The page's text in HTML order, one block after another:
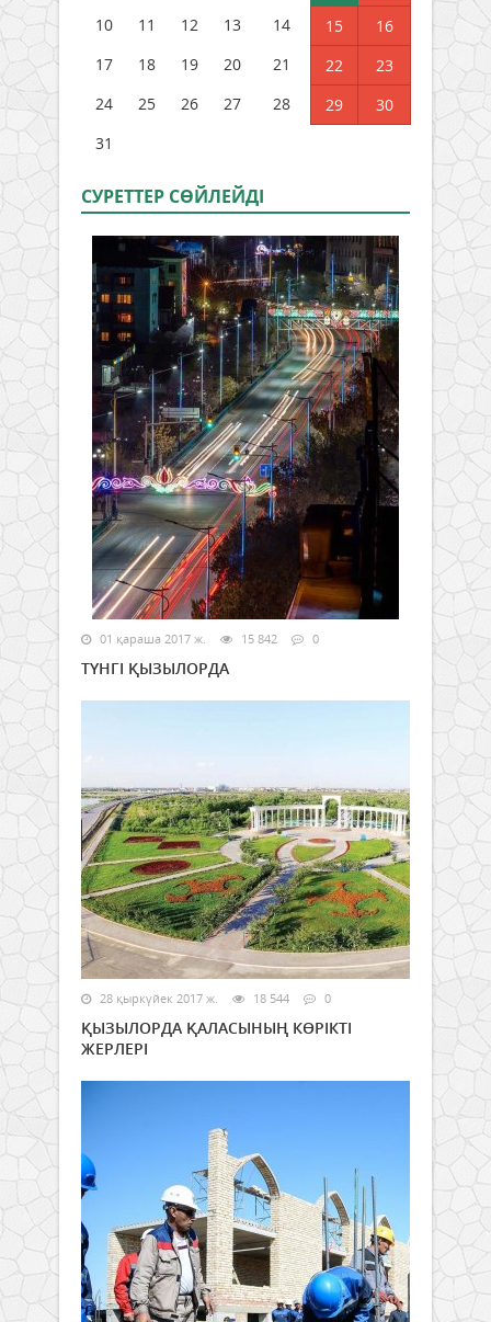
10
11 12 13 14 15
16
17
18 19 20 21 22
23
24
25 26 27 28 29
30
31
СУРЕТТЕР СӨЙЛЕЙДI
01 қараша 2017 ж. 15 842 0
ТҮНГІ ҚЫЗЫЛОРДА
28 қыркүйек 2017 ж. 18 544 0
ҚЫЗЫЛОРДА ҚАЛАСЫНЫҢ КӨРІКТІ
ЖЕРЛЕРІ